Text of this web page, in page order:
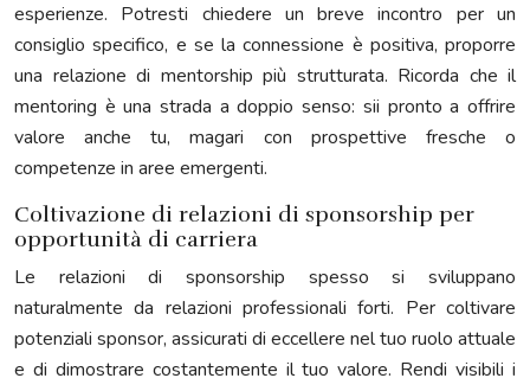
esperienze. Potresti chiedere un breve incontro per un
consiglio specifico, e se la connessione è positiva, proporre
una relazione di mentorship più strutturata. Ricorda che il
mentoring è una strada a doppio senso: sii pronto a offrire
valore anche tu, magari con prospettive fresche o
competenze in aree emergenti.
Coltivazione di relazioni di sponsorship per
opportunità di carriera
Le relazioni di sponsorship spesso si sviluppano
naturalmente da relazioni professionali forti. Per coltivare
potenziali sponsor, assicurati di eccellere nel tuo ruolo attuale
e di dimostrare costantemente il tuo valore. Rendi visibili i